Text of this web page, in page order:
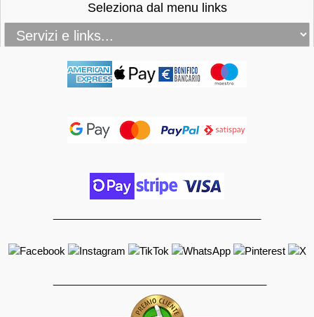
Seleziona dal menu links